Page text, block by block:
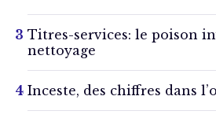
Titres-services: le poison
nettoyage
Inceste, des chiffres dans